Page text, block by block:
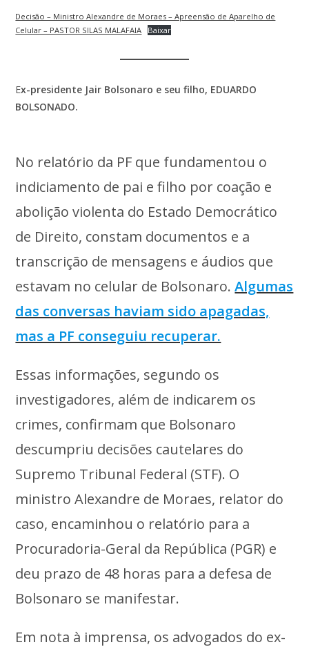
Decisão – Ministro Alexandre de Moraes – Apreensão de Aparelho de
Celular – PASTOR SILAS MALAFAIA
Baixar
Ex-presidente Jair Bolsonaro e seu filho, EDUARDO
BOLSONADO.
No relatório da PF que fundamentou o
indiciamento de pai e filho por coação e
abolição violenta do Estado Democrático
de Direito, constam documentos e a
transcrição de mensagens e áudios que
estavam no celular de Bolsonaro.Algumas
das conversas haviam sido apagadas,
mas a PF conseguiu recuperar.
Essas informações, segundo os
investigadores, além de indicarem os
crimes, confirmam que Bolsonaro
descumpriu decisões cautelares do
Supremo Tribunal Federal (STF). O
ministro Alexandre de Moraes, relator do
caso, encaminhou o relatório para a
Procuradoria-Geral da República (PGR) e
deu prazo de 48 horas para a defesa de
Bolsonaro se manifestar.
Em nota à imprensa, os advogados do ex-